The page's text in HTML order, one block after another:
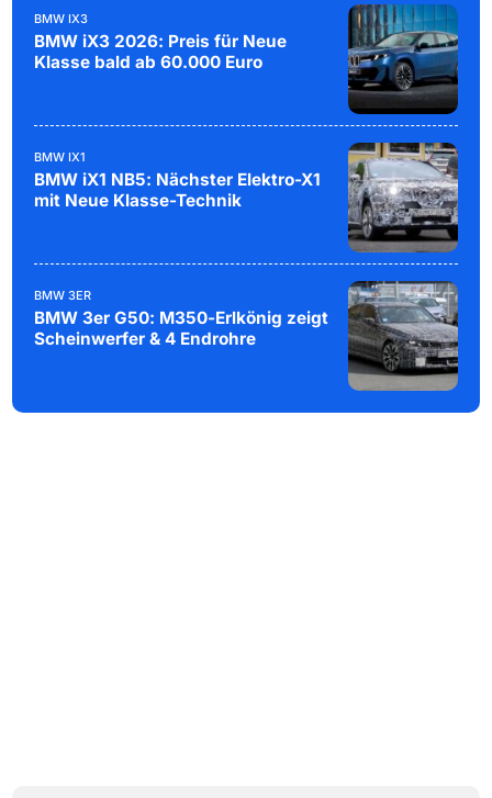
BMW IX3
BMW iX3 2026: Preis für Neue
Klasse bald ab 60.000 Euro
BMW IX1
BMW iX1 NB5: Nächster Elektro-X1
mit Neue Klasse-Technik
BMW 3ER
BMW 3er G50: M350-Erlkönig zeigt
Scheinwerfer & 4 Endrohre